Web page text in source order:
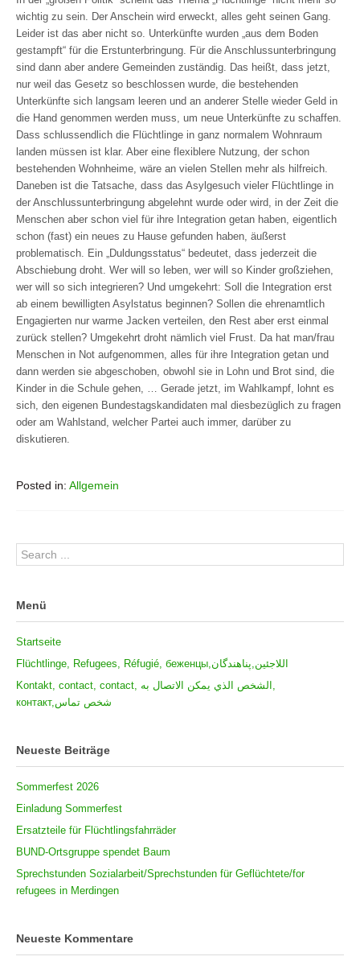
wichtig zu sein. Der Anschein wird erweckt, alles geht seinen Gang.
Leider ist das aber nicht so. Unterkünfte wurden „aus dem Boden
gestampft“ für die Erstunterbringung. Für die Anschlussunterbringung
sind dann aber andere Gemeinden zuständig. Das heißt, dass jetzt,
nur weil das Gesetz so beschlossen wurde, die bestehenden
Unterkünfte sich langsam leeren und an anderer Stelle wieder Geld in
die Hand genommen werden muss, um neue Unterkünfte zu schaffen.
Dass schlussendlich die Flüchtlinge in ganz normalem Wohnraum
landen müssen ist klar. Aber eine flexiblere Nutzung, der schon
bestehenden Wohnheime, wäre an vielen Stellen mehr als hilfreich.
Daneben ist die Tatsache, dass das Asylgesuch vieler Flüchtlinge in
der Anschlussunterbringung abgelehnt wurde oder wird, in der Zeit die
Menschen aber schon viel für ihre Integration getan haben, eigentlich
schon (fast) ein neues zu Hause gefunden haben, äußerst
problematisch. Ein „Duldungsstatus“ bedeutet, dass jederzeit die
Abschiebung droht. Wer will so leben, wer will so Kinder großziehen,
wer will so sich integrieren? Und umgekehrt: Soll die Integration erst
ab einem bewilligten Asylstatus beginnen? Sollen die ehrenamtlich
Engagierten nur warme Jacken verteilen, den Rest aber erst einmal
zurück stellen? Umgekehrt droht nämlich viel Frust. Da hat man/frau
Menschen in Not aufgenommen, alles für ihre Integration getan und
dann werden sie abgeschoben, obwohl sie in Lohn und Brot sind, die
Kinder in die Schule gehen, … Gerade jetzt, im Wahlkampf, lohnt es
sich, den eigenen Bundestagskandidaten mal diesbezüglich zu fragen
oder am Wahlstand, welcher Partei auch immer, darüber zu
diskutieren.
Posted in: Allgemein
Menü
Startseite
Flüchtlinge, Refugees, Réfugié, беженцы,اللاجئين,پناهندگان
Kontakt, contact, contact, الشخص الذي يمكن الاتصال به,
контакт,شخص تماس
Neueste Beiträge
Sommerfest 2026
Einladung Sommerfest
Ersatzteile für Flüchtlingsfahrräder
BUND-Ortsgruppe spendet Baum
Sprechstunden Sozialarbeit/Sprechstunden für Geflüchtete/for
refugees in Merdingen
Neueste Kommentare